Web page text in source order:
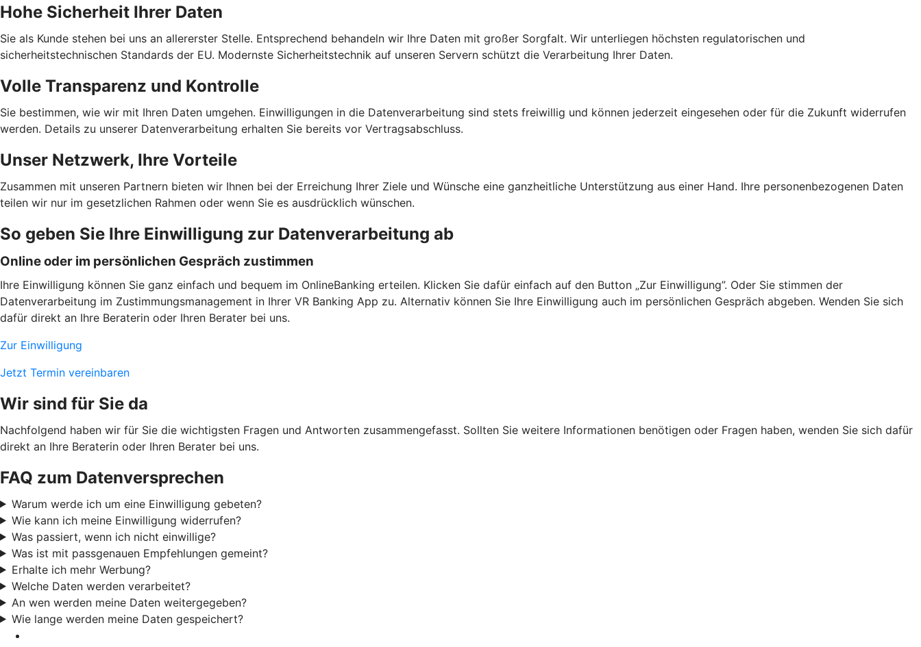
Hohe Sicherheit Ihrer Daten
Sie als Kunde stehen bei uns an allererster Stelle. Entsprechend behandeln wir Ihre Daten mit großer Sorgfalt. Wir unterliegen höchsten regulatorischen und
sicherheitstechnischen Standards der EU. Modernste Sicherheitstechnik auf unseren Servern schützt die Verarbeitung Ihrer Daten.
Volle Transparenz und Kontrolle
Sie bestimmen, wie wir mit Ihren Daten umgehen. Einwilligungen in die Datenverarbeitung sind stets freiwillig und können jederzeit eingesehen oder für die Zukunft widerrufen
werden. Details zu unserer Datenverarbeitung erhalten Sie bereits vor Vertragsabschluss.
Unser Netzwerk, Ihre Vorteile
Zusammen mit unseren Partnern bieten wir Ihnen bei der Erreichung Ihrer Ziele und Wünsche eine ganzheitliche Unterstützung aus einer Hand. Ihre personenbezogenen Daten
teilen wir nur im gesetzlichen Rahmen oder wenn Sie es ausdrücklich wünschen.
So geben Sie Ihre Einwilligung zur Datenverarbeitung ab
Online oder im persönlichen Gespräch zustimmen
Ihre Einwilligung können Sie ganz einfach und bequem im OnlineBanking erteilen. Klicken Sie dafür einfach auf den Button „Zur Einwilligung”. Oder Sie stimmen der
Datenverarbeitung im Zustimmungsmanagement in Ihrer VR Banking App zu. Alternativ können Sie Ihre Einwilligung auch im persönlichen Gespräch abgeben. Wenden Sie sich
dafür direkt an Ihre Beraterin oder Ihren Berater bei uns.
Zur Einwilligung
Jetzt Termin vereinbaren
Wir sind für Sie da
Nachfolgend haben wir für Sie die wichtigsten Fragen und Antworten zusammengefasst. Sollten Sie weitere Informationen benötigen oder Fragen haben, wenden Sie sich dafür
direkt an Ihre Beraterin oder Ihren Berater bei uns.
FAQ zum Datenversprechen
Warum werde ich um eine Einwilligung gebeten?
Wie kann ich meine Einwilligung widerrufen?
Was passiert, wenn ich nicht einwillige?
Was ist mit passgenauen Empfehlungen gemeint?
Erhalte ich mehr Werbung?
Welche Daten werden verarbeitet?
An wen werden meine Daten weitergegeben?
Wie lange werden meine Daten gespeichert?